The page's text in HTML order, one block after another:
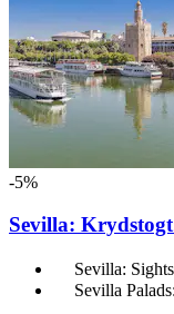
-5%
Sevilla:
Sevilla:
Sevilla